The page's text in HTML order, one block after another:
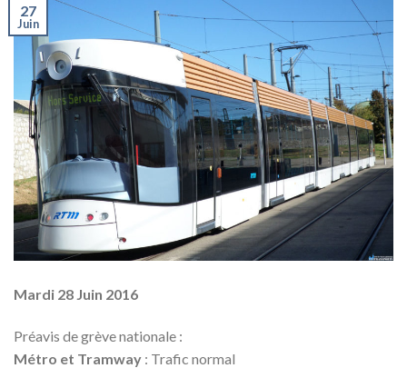
27
Juin
Mardi 28 Juin 2016
Préavis de grève nationale :
Métro et Tramway : Trafic normal